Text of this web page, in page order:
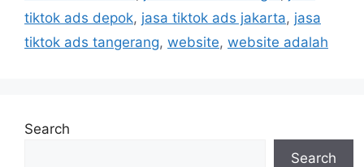
tiktok ads depok, jasa tiktok ads jakarta, jasa
tiktok ads tangerang, website, website adalah
Search
Search